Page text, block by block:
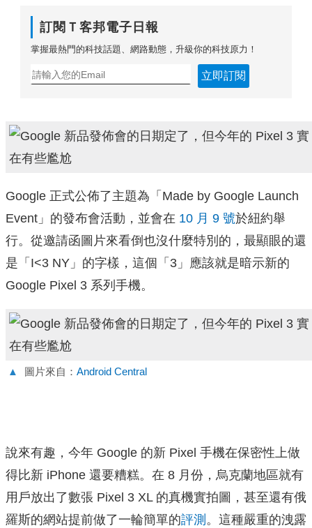
訂閱Ｔ客邦電子日報
掌握最熱門的科技話題、網路動態，升級你的科技原力！
立即訂閱
Google 正式公佈了主題為「Made by Google Launch
Event」的發布會活動，並會在 10 月 9 號於紐約舉
行。從邀請函圖片來看倒也沒什麼特別的，最顯眼的還
是「I<3 NY」的字樣，這個「3」應該就是暗示新的
Google Pixel 3 系列手機。
▲ 圖片來自： Android Central
說來有趣，今年 Google 的新 Pixel 手機在保密性上做
得比新 iPhone 還要糟糕。在 8 月份，烏克蘭地區就有
用戶放出了數張 Pixel 3 XL 的真機實拍圖，甚至還有俄
羅斯的網站提前做了一輪簡單的評測 。這種嚴重的洩露